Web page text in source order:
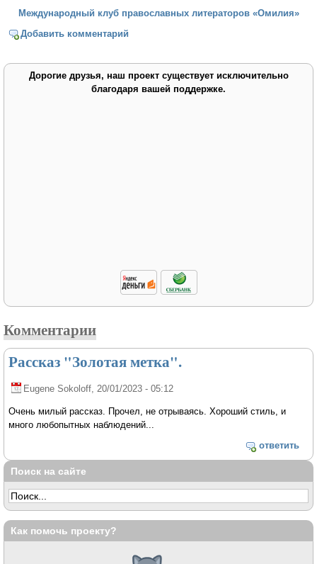
Международный клуб православных литераторов «Омилия»
Добавить комментарий
Дорогие друзья, наш проект существует исключительно
благодаря вашей поддержке.
Комментарии
Рассказ "Золотая метка".
Eugene Sokoloff , 20/01/2023 - 05:12
Очень милый рассказ. Прочел, не отрываясь. Хороший стиль, и
много любопытных наблюдений...
ответить
Поиск на сайте
Как помочь проекту?